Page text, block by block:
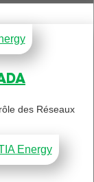
des Réseaux